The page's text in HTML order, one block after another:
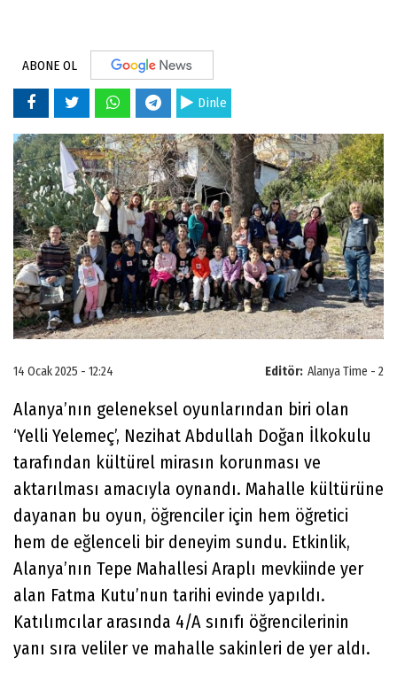
ABONE OL
Dinle
Editör: Alanya Time - 2
14 Ocak 2025 - 12:24
Alanya’nın geleneksel oyunlarından biri olan
‘Yelli Yelemeç’, Nezihat Abdullah Doğan İlkokulu
tarafından kültürel mirasın korunması ve
aktarılması amacıyla oynandı. Mahalle kültürüne
dayanan bu oyun, öğrenciler için hem öğretici
hem de eğlenceli bir deneyim sundu. Etkinlik,
Alanya’nın Tepe Mahallesi Araplı mevkiinde yer
alan Fatma Kutu’nun tarihi evinde yapıldı.
Katılımcılar arasında 4/A sınıfı öğrencilerinin
yanı sıra veliler ve mahalle sakinleri de yer aldı.